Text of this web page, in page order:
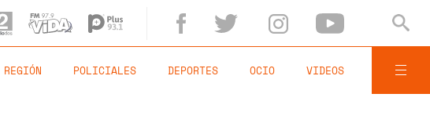
REGIÓN POLICIALES DEPORTES OCIO VIDEOS